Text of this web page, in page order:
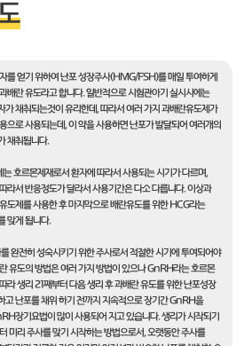
를 얻기 위하여 난포 성장주사(HMG/FSH)를 매일 투여하게
배란 유도라고 합니다. 일반적으로 시험관아기 실시시에는
가 채취되는것이 유리한데, 따라서 여러 가지 과배란유도제가
으로 사용되는데, 이 약을 사용하면 난포가 발달되어 여러개의
채취됩니다.
는 호르몬제재로서 환자에 따라서 사용되는 시기가 다르며,
라서 반응정도가 달라서 사용기간은 다소 다릅니다. 이상과
도제를 사용한 후 마지막으로 배란유도를 위한 HCG라는
맞게 됩니다.
완전히 성숙시키기 위한 주사로서 적절한 시기에 투여되어야
유도의 방법은 여러 가지 방법이 있으나 GnRH라는 호르몬
라 생리 21째부터 다음 생리 후 과배란 유도를 위한 난포성장
고 난포를 채위 하기 전까지 지속적으로 장기간 GnRH을
장기요법이 많이 사용되어 지고 있습니다. 생리가 시작되기
미리 주사를 맞기 시작하는 방법으로서, 오랫동안 주사를